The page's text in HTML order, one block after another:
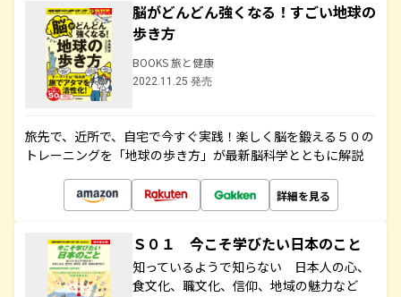
脳がどんどん強くなる！すごい地球の
歩き方
BOOKS 旅と健康
2022.11.25 発売
旅先で、近所で、自宅で今すぐ実践！楽しく脳を鍛える５０の
トレーニングを「地球の歩き方」が最新脳科学とともに解説
詳細を見る
Ｓ０１ 今こそ学びたい日本のこと
知っているようで知らない 日本人の心、
食文化、職文化、信仰、地域の魅力など